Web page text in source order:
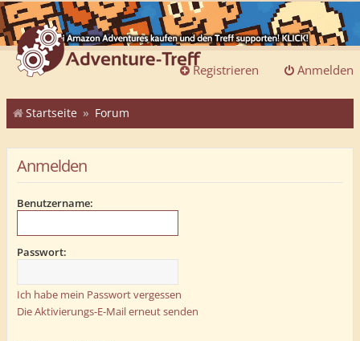
Anmelden
Registrieren
Startseite Forum
Anmelden
Benutzername:
Passwort:
Ich habe mein Passwort vergessen
Die Aktivierungs-E-Mail erneut senden